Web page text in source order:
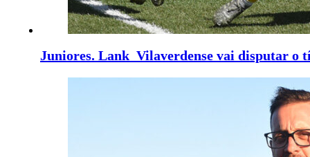
Juniores. Lank Vilaverdense vai disputar o